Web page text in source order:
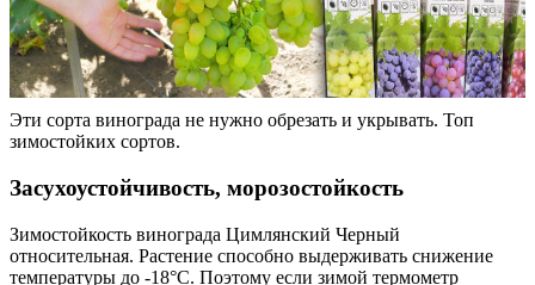
Эти сорта винограда не нужно обрезать и укрывать. Топ
зимостойких сортов.
Засухоустойчивость, морозостойкость
Зимостойкость винограда Цимлянский Черный
относительная. Растение способно выдерживать снижение
температуры до -18°С. Поэтому если зимой термометр